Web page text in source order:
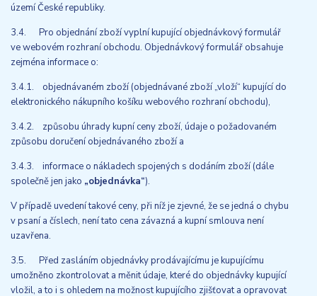
území České republiky.
3.4. Pro objednání zboží vyplní kupující objednávkový formulář
ve webovém rozhraní obchodu. Objednávkový formulář obsahuje
zejména informace o:
3.4.1. objednávaném zboží (objednávané zboží „vloží“ kupující do
elektronického nákupního košíku webového rozhraní obchodu),
3.4.2. způsobu úhrady kupní ceny zboží, údaje o požadovaném
způsobu doručení objednávaného zboží a
3.4.3. informace o nákladech spojených s dodáním zboží (dále
společně jen jako „objednávka“).
V případě uvedení takové ceny, při níž je zjevné, že se jedná o chybu
v psaní a číslech, není tato cena závazná a kupní smlouva není
uzavřena.
3.5. Před zasláním objednávky prodávajícímu je kupujícímu
umožněno zkontrolovat a měnit údaje, které do objednávky kupující
vložil, a to i s ohledem na možnost kupujícího zjišťovat a opravovat